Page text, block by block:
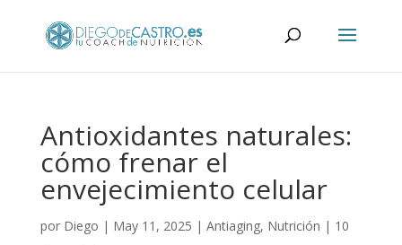
Antioxidantes naturales:
cómo frenar el
envejecimiento celular
por Diego | May 11, 2025 | Antiaging, Nutrición | 10